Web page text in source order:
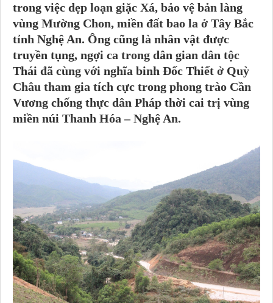
trong việc dẹp loạn giặc Xá, bảo vệ bản làng
vùng Mường Chon, miền đất bao la ở Tây Bắc
tỉnh Nghệ An. Ông cũng là nhân vật được
truyền tụng, ngợi ca trong dân gian dân tộc
Thái đã cùng với nghĩa binh Đốc Thiết ở Quỳ
Châu tham gia tích cực trong phong trào Cần
Vương chống thực dân Pháp thời cai trị vùng
miền núi Thanh Hóa – Nghệ An.